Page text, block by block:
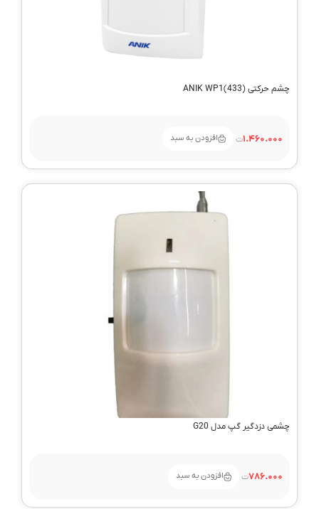
چشم حرکتی ANIK WP1(433)
1.460.000 افزودن به سبد
چشمی دزدگیر گپ مدل G20
786.000 افزودن به سبد